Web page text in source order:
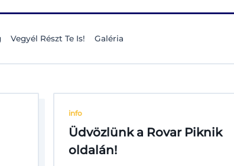
Vegyél Részt Te Is! Galéria
info
Üdvözlünk a Rovar Piknik
oldalán!